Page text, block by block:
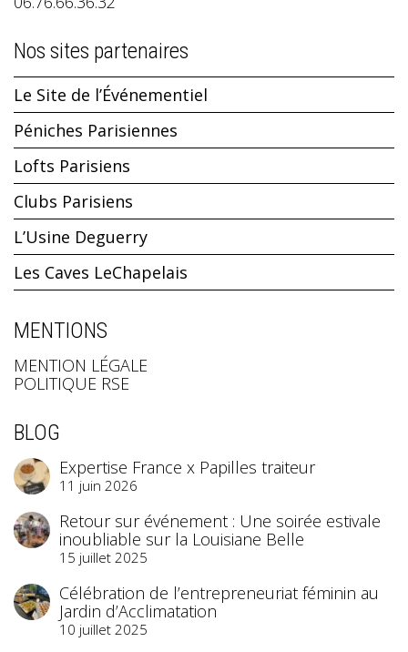
Nos sites partenaires
Le Site de l’Événementiel
Péniches Parisiennes
Lofts Parisiens
Clubs Parisiens
L’Usine Deguerry
Les Caves LeChapelais
MENTIONS
MENTION LÉGALE
POLITIQUE RSE
BLOG
Expertise France x Papilles traiteur
11 juin 2026
Retour sur événement : Une soirée estivale
inoubliable sur la Louisiane Belle
15 juillet 2025
Célébration de l’entrepreneuriat féminin au
Jardin d’Acclimatation
10 juillet 2025